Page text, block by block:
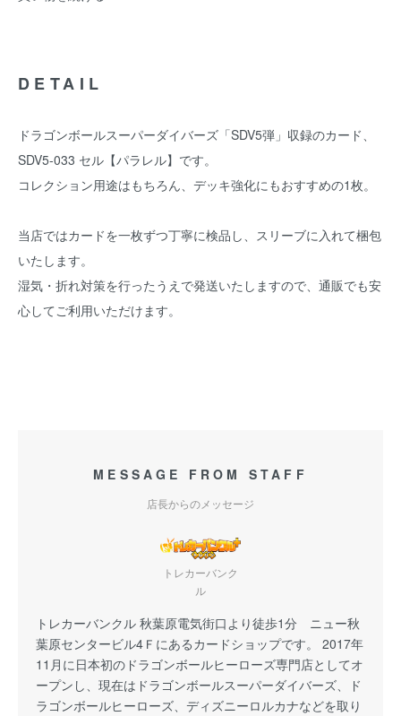
DETAIL
ドラゴンボールスーパーダイバーズ「SDV5弾」収録のカード、
SDV5-033 セル【パラレル】です。
コレクション用途はもちろん、デッキ強化にもおすすめの1枚。
当店ではカードを一枚ずつ丁寧に検品し、スリーブに入れて梱包
いたします。
湿気・折れ対策を行ったうえで発送いたしますので、通販でも安
心してご利用いただけます。
MESSAGE FROM STAFF
店長からのメッセージ
トレカーバンク
ル
トレカーバンクル 秋葉原電気街口より徒歩1分 ニュー秋
葉原センタービル4Ｆにあるカードショップです。 2017年
11月に日本初のドラゴンボールヒーローズ専門店としてオ
ープンし、現在はドラゴンボールスーパーダイバーズ、ド
ラゴンボールヒーローズ、ディズニーロルカナなどを取り